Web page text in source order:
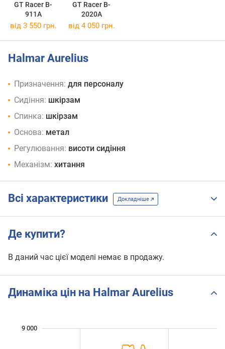
GT Racer B-
911A
GT Racer B-
2020A
від 3 550 грн. від 4 050 грн.
Halmar Aurelius
Призначення: для персоналу
Сидіння: шкірзам
Спинка: шкірзам
Основа: метал
Регулювання: висоти сидіння
Механізм: хитання
Всі характеристики Докладніше
Де купити?
В даний час цієї моделі немає в продажу.
Динаміка цін на Halmar Aurelius
9 000